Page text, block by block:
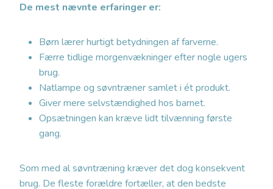
De mest nævnte erfaringer er:
Børn lærer hurtigt betydningen af farverne.
Færre tidlige morgenvækninger efter nogle ugers
brug.
Natlampe og søvntræner samlet i ét produkt.
Giver mere selvstændighed hos barnet.
Opsætningen kan kræve lidt tilvænning første
gang.
Som med al søvntræning kræver det dog konsekvent
brug. De fleste forældre fortæller, at den bedste